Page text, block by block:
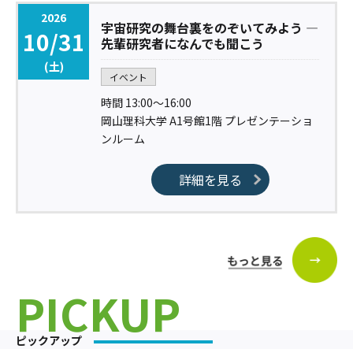
2026
10/31
(土)
宇宙研究の舞台裏をのぞいてみよう ―
先輩研究者になんでも聞こう
イベント
時間 13:00〜16:00
岡山理科大学 A1号館1階 プレゼンテーショ
ンルーム
詳細を見る
PICKUP
ピックアップ